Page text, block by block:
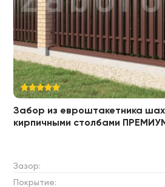
Забор из евроштакетника
кирпичными столбами
Зазор:
Покрытие: